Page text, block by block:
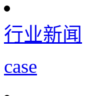
行业新闻
case